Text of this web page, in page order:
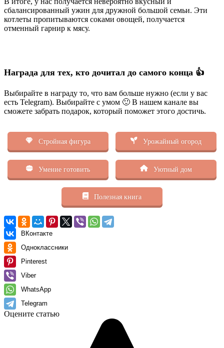
сбалансированный ужин для дружной большой семьи. Эти
котлеты пропитываются соками овощей, получается
отменный гарнир к мясу.
Награда для тех, кто дочитал до самого конца 👍
Выбирайте в награду то, что вам больше нужно (если у вас
есть Telegram). Выбирайте с умом 🙂 В нашем канале вы
сможете забрать подарок, который поможет этого достичь.
Стройная фигура Урожайный огород
Умение готовить Уютный дом
Полезная книга
ВКонтакте
Одноклассники
Pinterest
Viber
WhatsApp
Telegram
Оцените статью